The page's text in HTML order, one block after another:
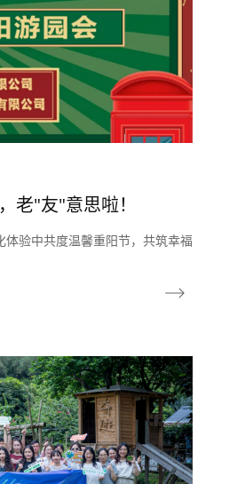
老"友"意思啦！
验中共度温馨重阳节，共筑幸福